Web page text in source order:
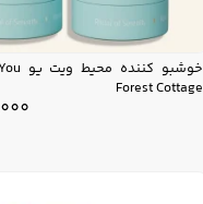
Forest Cottage